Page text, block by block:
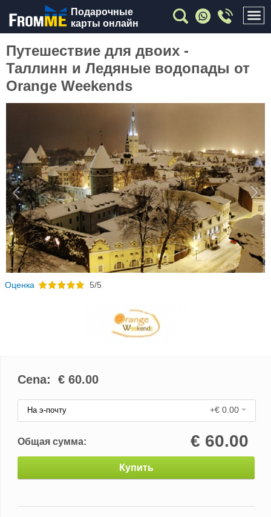
Подарочные
карты онлайн
Путешествие для двоих -
Таллинн и Ледяные водопады от
Orange Weekends
Previous
Oценка 5/5
Cena: € 60.00
На э-почту +€ 0.00
Общая сумма: € 60.00
Купить